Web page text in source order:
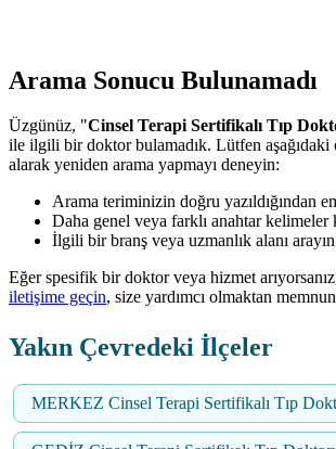
Arama Sonucu Bulunamadı
Üzgünüz, "Cinsel Terapi Sertifikalı Tıp
ile ilgili bir doktor bulamadık. Lütfen
alarak yeniden arama yapmayı deneyin:
Arama teriminizin doğru yazıldığından
Daha genel veya farklı anahtar kelimeler
İlgili bir branş veya uzmanlık alanı
Eğer spesifik bir doktor veya hizmet
iletişime geçin, size yardımcı olmaktan
Yakın Çevredeki İlçeler
MERKEZ Cinsel Terapi Sertifikalı Tıp